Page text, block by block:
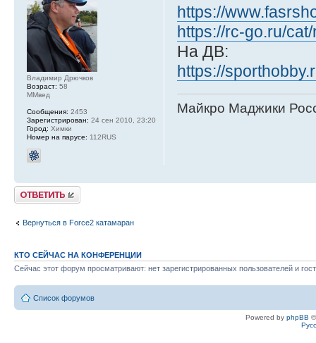
https://
https://rc-go.ru/
На ДВ:
https://
Майкро Маджики
Владимир Дрючков
Возраст: 58
ММвед
Сообщения: 2453
Зарегистрирован: 24 сен 2010, 23:20
Город: Химки
Номер на парусе: 112RUS
Ответить
Вернуться в Force2 катамаран
КТО СЕЙЧАС НА КОНФЕРЕНЦИИ
Сейчас этот форум просматривают: нет зарегистрированных пользователей и
Список форумов
Powered by phpBB